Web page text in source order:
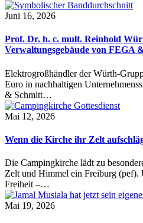
Juni 16, 2026
Prof. Dr. h. c. mult. Reinhold
Verwaltungsgebäude von FEGA
Elektrogroßhändler der Würth-
Euro in nachhaltigen
& Schmitt…
Mai 12, 2026
Wenn die Kirche ihr Zelt
Die Campingkirche lädt zu
Zelt und Himmel ein Freiburg (pef).
Freiheit –…
Mai 19, 2026